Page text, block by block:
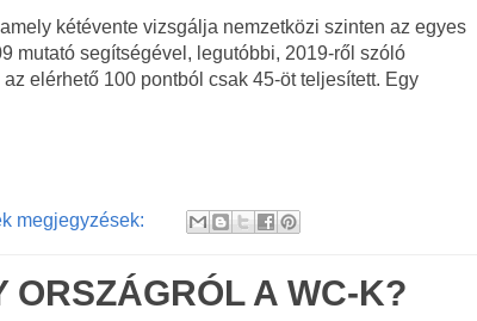
kétévente vizsgálja nemzetközi szinten az egyes
mutató segítségével, legutóbbi, 2019-ről szóló
elérhető 100 pontból csak 45-öt teljesített. Egy
megjegyzések:
ORSZÁGRÓL A WC-K?